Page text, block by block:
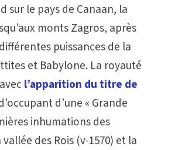
sur le pays de Canaan, la
monts Zagros, après
puissances de la
et Babylone. La royauté
l’apparition du titre de
d’une « Grande
inhumations des
des Rois (v-1570) et la